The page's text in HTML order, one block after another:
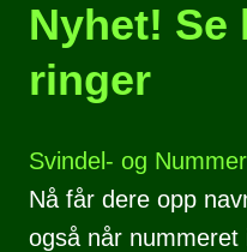
Nyhet! Se
ringer
Svindel- og
Nå får dere opp
også når nummeret